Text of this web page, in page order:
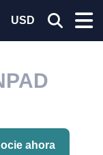
USD
ahora